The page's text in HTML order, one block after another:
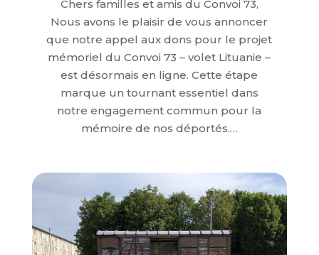
Chers familles et amis du Convoi 73,
Nous avons le plaisir de vous annoncer
que notre appel aux dons pour le projet
mémoriel du Convoi 73 – volet Lituanie –
est désormais en ligne. Cette étape
marque un tournant essentiel dans
notre engagement commun pour la
mémoire de nos déportés.…